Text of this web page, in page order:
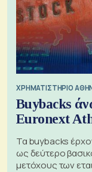
XΡΗΜΑΤΙΣΤΗΡΙΟ
Buybacks
Euronext
Τα buybacks
ως δεύτερο
μετόχους των